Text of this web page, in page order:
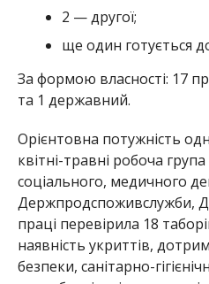
2 — другої;
ще один готується
За формою власності: 17
та 1 державний.
Орієнтовна потужність
квітні-травні робоча
соціального, медичного
Держпродспоживслужби,
праці перевірила 18
наявність укриттів,
безпеки, санітарно-